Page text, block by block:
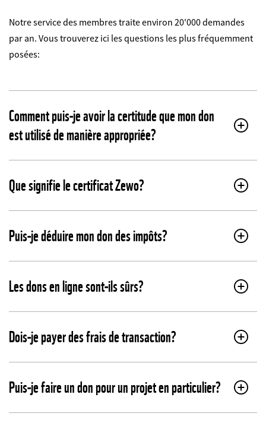
Notre service des membres traite environ 20'000 demandes
par an. Vous trouverez ici les questions les plus fréquemment
posées:
Comment puis-je avoir la certitude que mon don
est utilisé de manière appropriée?
Que signifie le certificat Zewo?
Puis-je déduire mon don des impôts?
Les dons en ligne sont-ils sûrs?
Dois-je payer des frais de transaction?
Puis-je faire un don pour un projet en particulier?